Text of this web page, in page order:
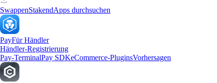
SwappenStakendApps durchsuchen
PayFür Händler
Händler-Registrierung
Pay-TerminalPay SDKeCommerce-PluginsVorhersagen